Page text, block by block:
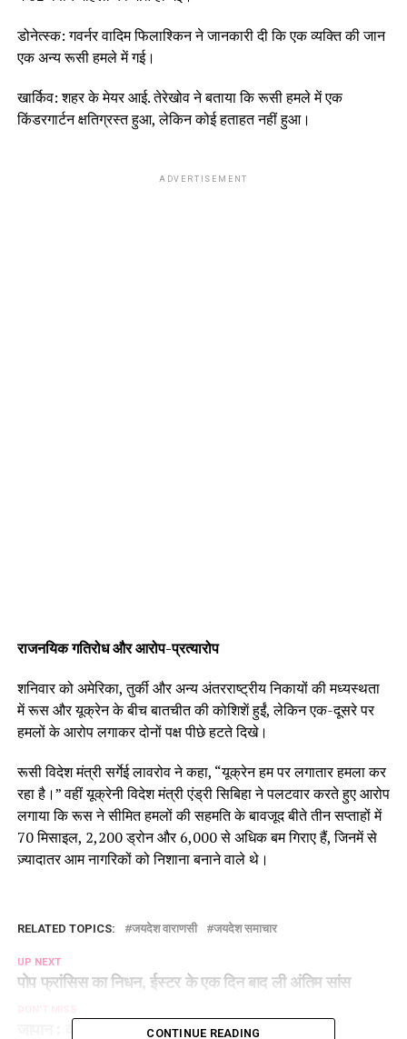
डोनेत्स्क: गवर्नर वादिम फिलाश्किन ने जानकारी दी कि एक व्यक्ति की जान
एक अन्य रूसी हमले में गई।
खार्किव: शहर के मेयर आई. तेरेखोव ने बताया कि रूसी हमले में एक
किंडरगार्टन क्षतिग्रस्त हुआ, लेकिन कोई हताहत नहीं हुआ।
ADVERTISEMENT
राजनयिक गतिरोध और आरोप-प्रत्यारोप
शनिवार को अमेरिका, तुर्की और अन्य अंतरराष्ट्रीय निकायों की मध्यस्थता
में रूस और यूक्रेन के बीच बातचीत की कोशिशें हुईं, लेकिन एक-दूसरे पर
हमलों के आरोप लगाकर दोनों पक्ष पीछे हटते दिखे।
रूसी विदेश मंत्री सर्गेई लावरोव ने कहा, “यूक्रेन हम पर लगातार हमला कर
रहा है।” वहीं यूक्रेनी विदेश मंत्री एंड्री सिबिहा ने पलटवार करते हुए आरोप
लगाया कि रूस ने सीमित हमलों की सहमति के बावजूद बीते तीन सप्ताहों में
70 मिसाइल, 2,200 ड्रोन और 6,000 से अधिक बम गिराए हैं, जिनमें से
ज़्यादातर आम नागरिकों को निशाना बनाने वाले थे।
RELATED TOPICS: जयदेश वाराणसी जयदेश समाचार
UP NEXT
पोप फ्रांसिस का निधन, ईस्‍टर के एक दिन बाद ली अंतिम सांस
जापान : क्यूशू में भूकंप के जबर्दस्त झटके, प्रशासन चौकस
CONTINUE READING